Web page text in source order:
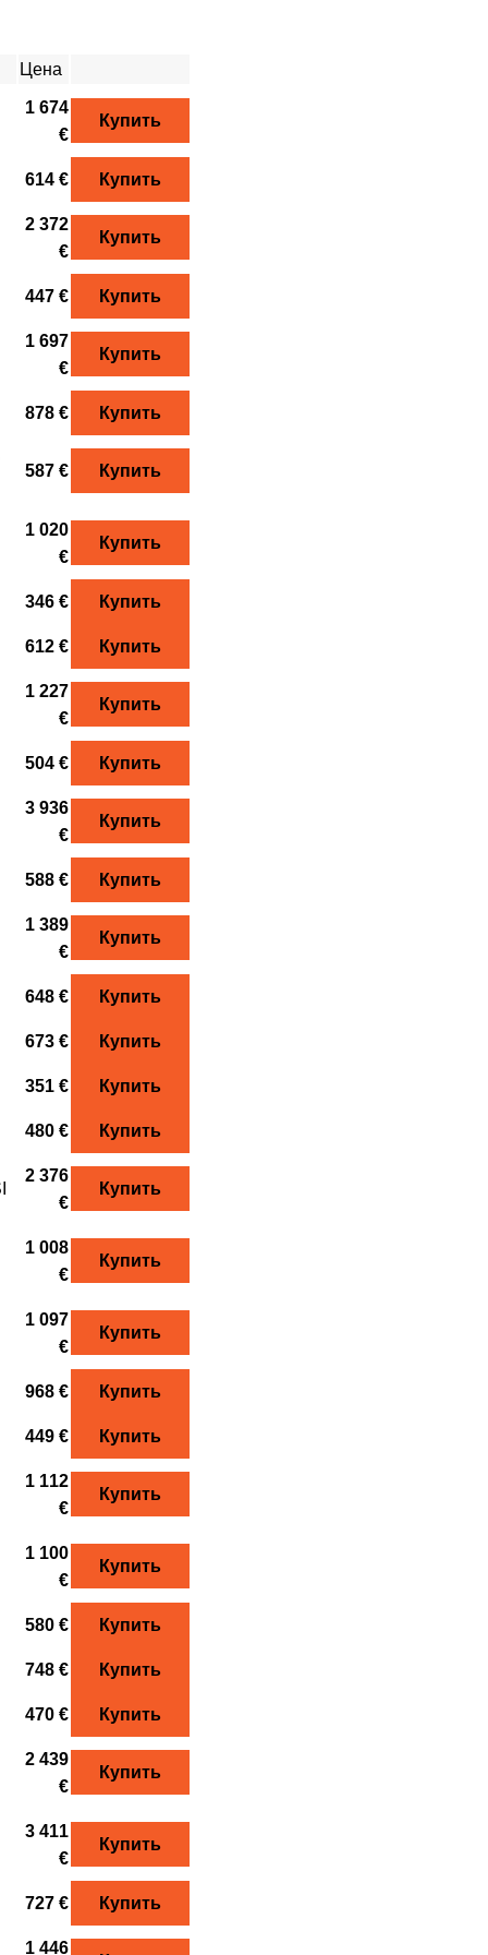
Цена
1 674
€
Купить
614 € Купить
2 372
€
Купить
447 € Купить
1 697
€
Купить
878 € Купить
587 € Купить
1 020
€
Купить
346 € Купить
612 € Купить
1 227
€
Купить
504 € Купить
3 936
€
Купить
588 € Купить
1 389
€
Купить
648 € Купить
673 € Купить
351 € Купить
480 € Купить
2 376
€
Купить
1 008
€
Купить
1 097
€
Купить
968 € Купить
449 € Купить
1 112
€
Купить
1 100
€
Купить
580 € Купить
748 € Купить
470 € Купить
2 439
€
Купить
3 411
€
Купить
727 € Купить
1 446